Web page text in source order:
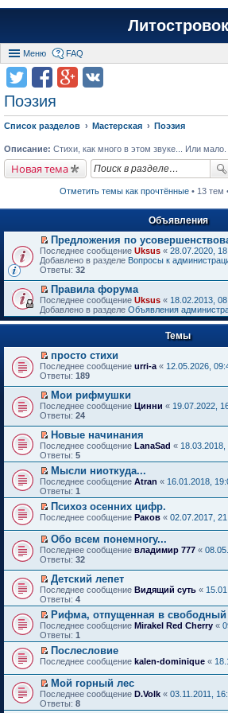
Литостровок
Меню FAQ
Поэзия
Список разделов Мастерская Поэзия
Описание: Стихи, как много в этом звуке... Или мало.
Новая тема
Отметить темы как прочтённые • 13 тем
Объявления
П
е
р
й
т
и
к
п
в
о
м
у
н
е
п
р
о
ч
и
т
а
н
н
о
м
у
о
о
б
щ
е
н
и
ю
Предложения по
Последнее сообщение Uksus « 28.07.2020,
Добавлено в разделе Вопросы к
Ответы: 32
П
е
р
е
т
и
к
п
р
в
о
м
у
н
е
п
р
о
ч
и
а
н
о
м
у
с
о
о
б
щ
е
н
и
ю
Правила форума
Последнее сообщение Uksus « 18.02.2013,
Добавлено в разделе Объявления
Темы
П
е
е
й
т
и
к
п
е
р
в
о
м
у
н
е
р
о
ч
и
т
а
н
н
о
м
у
с
о
о
щ
е
н
и
просто стихи
Последнее сообщение urri-a « 12.05.2026,
Ответы: 189
П
е
е
й
т
и
п
е
р
в
о
у
н
е
п
р
о
ч
и
т
а
н
н
м
с
о
о
б
Мои рифмушки
Последнее сообщение Цинни « 19.07.2022,
Ответы: 24
П
е
р
е
й
т
и
к
п
е
р
в
о
у
н
е
п
р
о
ч
и
т
а
н
н
о
м
у
Новые начинания
Последнее сообщение LanaSad « 18.03.2018,
Ответы: 5
П
е
р
й
и
п
е
р
в
о
м
у
н
е
п
р
о
и
т
а
н
Мысли ниоткуда...
Последнее сообщение Atran « 16.01.2018,
Ответы: 1
П
р
е
й
т
и
к
п
е
р
в
о
м
у
н
е
п
р
о
ч
Психоз осенних цифр.
Последнее сообщение Раков « 02.07.2017,
П
е
е
й
т
и
п
е
р
в
о
у
н
е
п
Обо всем понемногу...
Последнее сообщение владимир 777 «
Ответы: 32
П
е
р
е
й
т
и
к
п
е
р
в
о
м
Детский лепет
Последнее сообщение Видящий суть «
Ответы: 4
П
е
р
й
и
к
п
е
Рифма, отпущенная в свободный
Последнее сообщение Mirakel Red Cherry «
Ответы: 1
П
р
е
й
т
Послесловие
Последнее сообщение kalen-dominique «
П
е
р
Мой горный лес
Последнее сообщение D.Volk « 03.11.2011,
Ответы: 8